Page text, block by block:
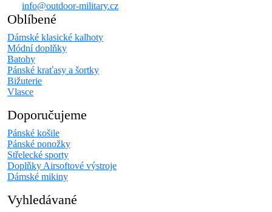
info@outdoor-military.cz
Oblíbené
Dámské klasické kalhoty
Módní doplňky
Batohy
Pánské kraťasy a šortky
Bižuterie
Vlasce
Doporučujeme
Pánské košile
Pánské ponožky
Střelecké sporty
Doplňky Airsoftové výstroje
Dámské mikiny
Vyhledávané